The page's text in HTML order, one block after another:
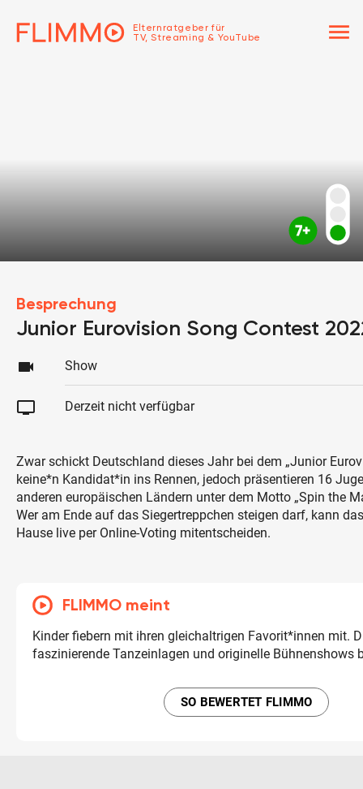
Elternratgeber für
TV, Streaming & YouTube
menu
Besprechung
Junior Eurovision Song Contest
videocam Show
tv Derzeit nicht verfügbar
Zwar schickt Deutschland dieses Jahr bei dem „Junior
keine*n Kandidat*in ins Rennen, jedoch präsentieren 16
anderen europäischen Ländern unter dem Motto „Spin the
Wer am Ende auf das Siegertreppchen steigen darf, kann
Hause live per Online-Voting mitentscheiden.
FLIMMO meint
Kinder fiebern mit ihren gleichaltrigen Favorit*innen mit.
faszinierende Tanzeinlagen und originelle Bühnenshows
SO BEWERTET FLIMMO